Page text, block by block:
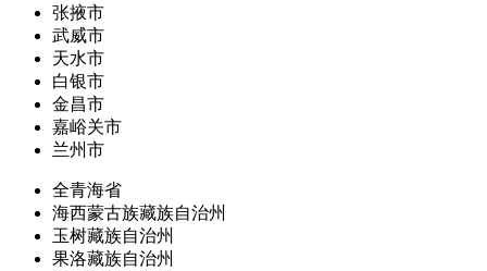
张掖市
武威市
天水市
白银市
金昌市
嘉峪关市
兰州市
全青海省
海西蒙古族藏族自治州
玉树藏族自治州
果洛藏族自治州